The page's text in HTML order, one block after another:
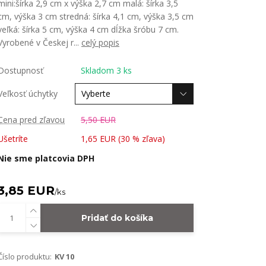
2,9 cm x výška 2,7 cm malá: šírka 3,5
výška 3 cm stredná: šírka 4,1 cm, výška 3,5 cm
šírka 5 cm, výška 4 cm dĺžka šróbu 7 cm.
v Českej r... celý popis
Skladom 3 ks
úchytky
pred zľavou
5,50 EUR
1,65 EUR (30 % zľava)
sme platcovia DPH
EUR/ks
Pridať do košíka
produktu: KV 10